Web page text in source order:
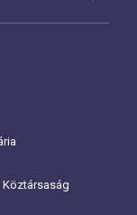
Köztársaság